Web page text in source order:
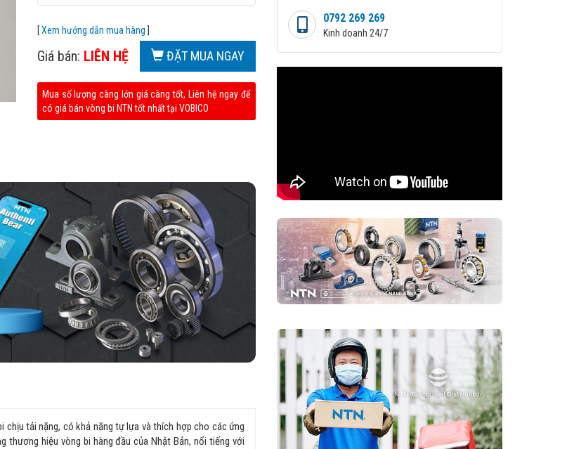
[Xem hướng dẫn mua hàng
Giá bán: LIÊN HỆ ĐẶT MUA NGAY
Mua số lượng càng lớn giá càng tốt, Liên hệ ngay để
có giá bán vòng bi NTN tốt nhất tại VOBICO
chịu tải nặng, có khả năng tự lựa và thích hợp cho các ứng
thương hiệu vòng bi hàng đầu của Nhật Bản, nổi tiếng với
0792 269 269
Kinh doanh 24/7